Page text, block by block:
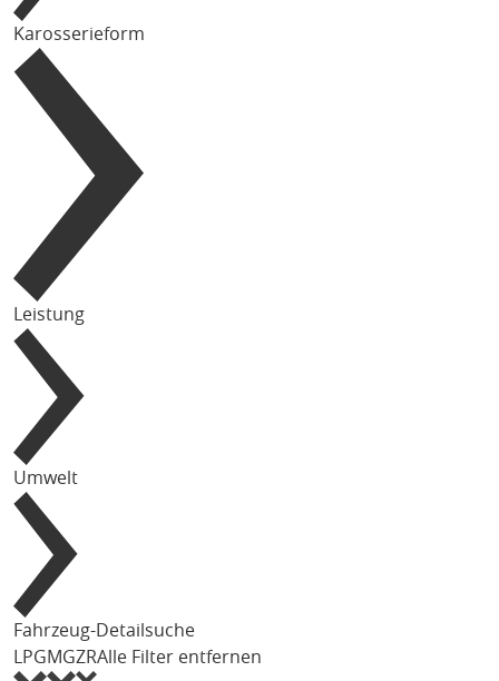
Karosserieform
Leistung
Umwelt
Fahrzeug-Detailsuche
LPGMGZRAlle Filter entfernen